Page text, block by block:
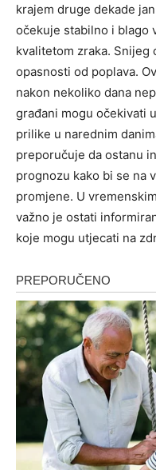
krajem druge dekade
očekuje stabilno i blago
kvalitetom zraka.
opasnosti od poplava.
nakon nekoliko dana
građani mogu očekivati
prilike u narednim
preporučuje da ostanu
prognozu kako bi se na
promjene. U
važno je ostati
koje mogu utjecati na